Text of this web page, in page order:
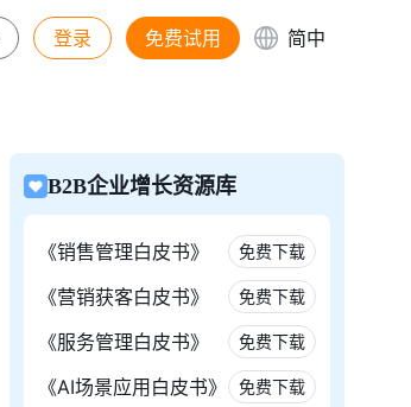
登录 免费试用 简中
B2B企业增长资源库
《销售管理白皮书》 免费下载
《营销获客白皮书》 免费下载
《服务管理白皮书》 免费下载
《AI场景应用白皮书》 免费下载